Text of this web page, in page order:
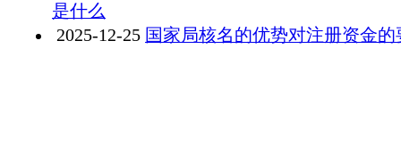
是什么
2025-12-25 国家局核名的优势对注册资金的